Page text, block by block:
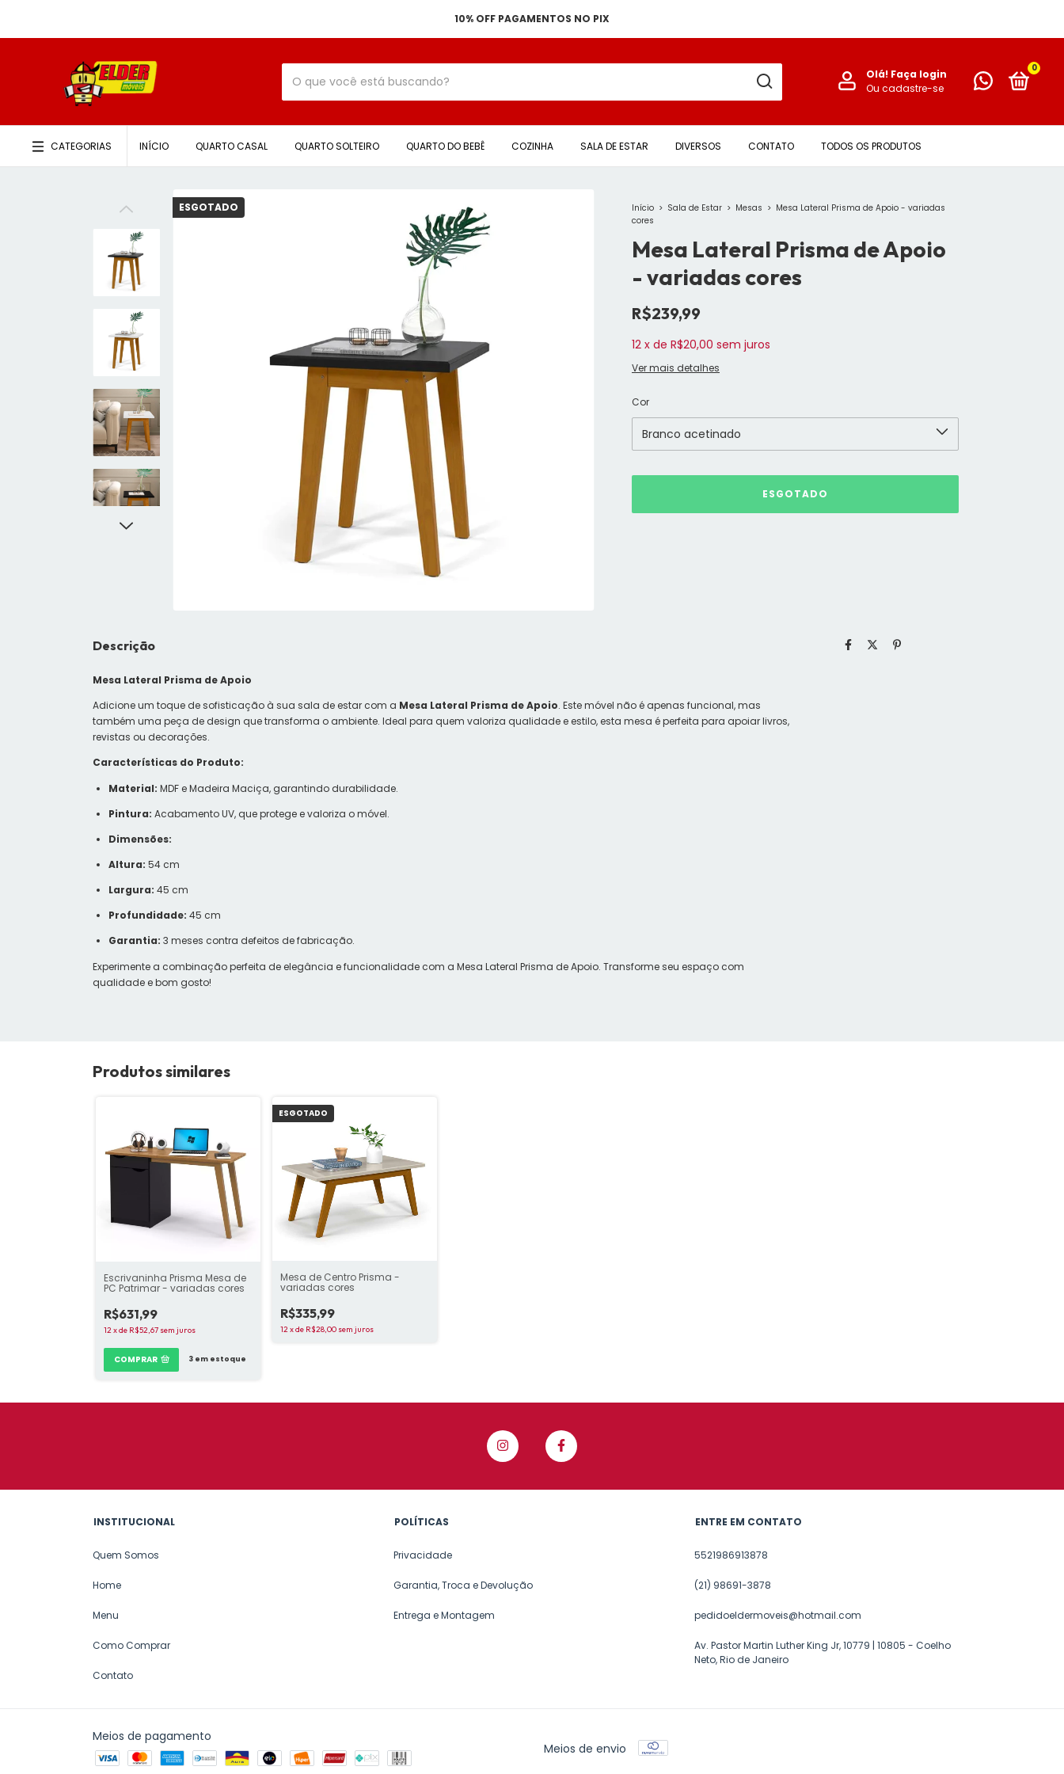
10% OFF PAGAMENTOS NO PIX
Olá! Faça login
Ou cadastre-se
0
CATEGORIAS INÍCIO QUARTO CASAL QUARTO SOLTEIRO QUARTO DO BEBÊ COZINHA SALA DE ESTAR DIVERSOS CONTATO TODOS OS PRODUTOS
ESGOTADO Início > Sala de Estar > Mesas > Mesa Lateral Prisma de Apoio - variadas
cores
Mesa Lateral Prisma de Apoio
- variadas cores
R$239,99
12 x de R$20,00 sem juros
Ver mais detalhes
Cor
Descrição
Mesa Lateral Prisma de Apoio
Adicione um toque de sofisticação à sua sala de estar com a Mesa Lateral Prisma de Apoio. Este móvel não é apenas funcional, mas
também uma peça de design que transforma o ambiente. Ideal para quem valoriza qualidade e estilo, esta mesa é perfeita para apoiar livros,
revistas ou decorações.
Características do Produto:
Material: MDF e Madeira Maciça, garantindo durabilidade.
Pintura: Acabamento UV, que protege e valoriza o móvel.
Dimensões:
Altura: 54 cm
Largura: 45 cm
Profundidade: 45 cm
Garantia: 3 meses contra defeitos de fabricação.
Experimente a combinação perfeita de elegância e funcionalidade com a Mesa Lateral Prisma de Apoio. Transforme seu espaço com
qualidade e bom gosto!
Produtos similares
Escrivaninha Prisma Mesa de
PC Patrimar - variadas cores
R$631,99
12xde R$52,67 sem juros
COMPRAR 3em estoque
ESGOTADO
Mesa de Centro Prisma -
variadas cores
R$335,99
12xde R$28,00 sem juros
INSTITUCIONAL
Quem Somos
Home
Menu
Como Comprar
Contato
POLÍTICAS
Privacidade
Garantia, Troca e Devolução
Entrega e Montagem
ENTRE EM CONTATO
5521986913878
(21) 98691-3878
pedidoeldermoveis@hotmail.com
Av. Pastor Martin Luther King Jr, 10779 | 10805 - Coelho
Neto, Rio de Janeiro
Meios de pagamento
Meios de envio